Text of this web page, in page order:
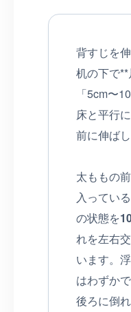
背すじを
机の下で
「5cm〜
床と平行
前に伸ば
太ももの
入ってい
の状態を
れを左右
います。
はわずか
後ろに倒